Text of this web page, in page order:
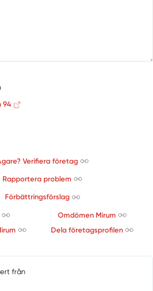
94
Verifiera företag
Rapportera problem
Förbättringsförslag
Omdömen Mirum
Dela företagsprofilen
från